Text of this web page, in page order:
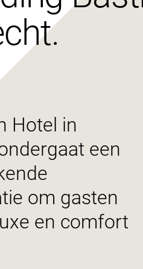
Hotel in
een
om gasten
en comfort